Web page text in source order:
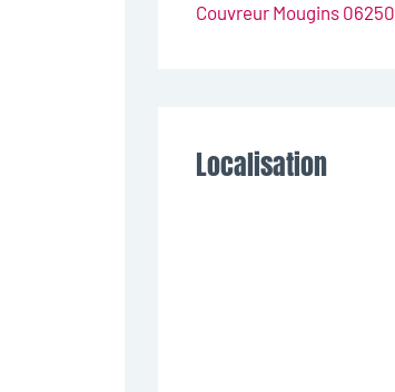
Couvreur Mougins 06250
Localisation